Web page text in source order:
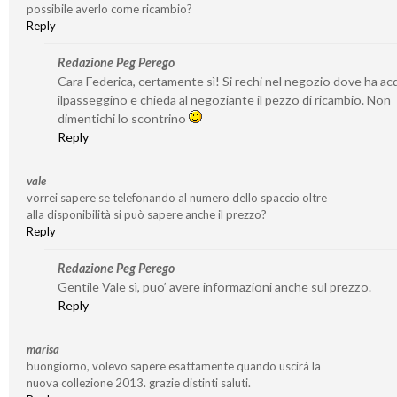
possibile averlo come ricambio?
Reply
Redazione Peg Perego
Cara Federica, certamente sì! Si rechi nel negozio dove ha
ilpasseggino e chieda al negoziante il pezzo di ricambio. Non
dimentichi lo scontrino
Reply
vale
vorrei sapere se telefonando al numero dello spaccio oltre
alla disponibilità si può sapere anche il prezzo?
Reply
Redazione Peg Perego
Gentile Vale sì, puo’ avere informazioni anche sul prezzo.
Reply
marisa
buongiorno, volevo sapere esattamente quando uscirà la
nuova collezione 2013. grazie distinti saluti.